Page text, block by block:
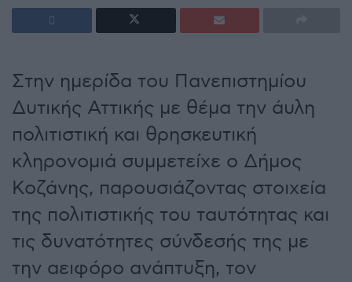
Στην ημερίδα του Πανεπιστημίου
Δυτικής Αττικής με θέμα την άυλη
πολιτιστική και θρησκευτική
κληρονομιά συμμετείχε ο Δήμος
Κοζάνης, παρουσιάζοντας στοιχεία
της πολιτιστικής του ταυτότητας και
τις δυνατότητες σύνδεσής της με
την αειφόρο ανάπτυξη, τον